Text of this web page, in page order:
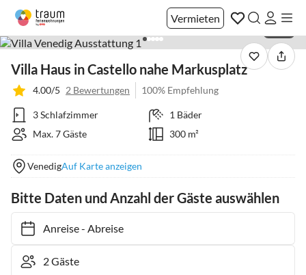
Vermieten
Villa Haus in Castello nahe Markusplatz
4.00/5 2 Bewertungen 100% Empfehlung
3 Schlafzimmer
1 Bäder
Max. 7 Gäste
300 m²
VenedigAuf Karte anzeigen
Bitte Daten und Anzahl der Gäste auswählen
Anreise- Abreise